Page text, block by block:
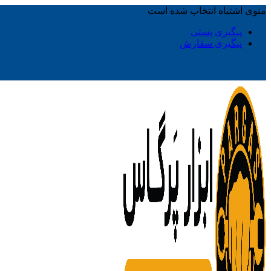
منوی اشتباه انتخاب شده است
پیگیری پستی
پیگیری سفارش